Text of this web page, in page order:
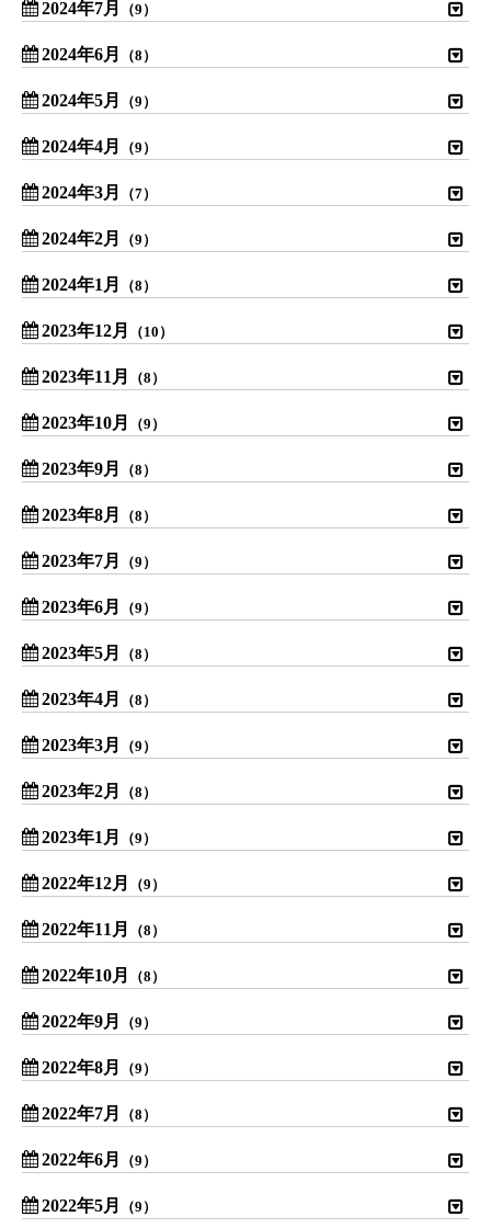
2024年7月 （9）
2024年6月 （8）
2024年5月 （9）
2024年4月 （9）
2024年3月 （7）
2024年2月 （9）
2024年1月 （8）
2023年12月 （10）
2023年11月 （8）
2023年10月 （9）
2023年9月 （8）
2023年8月 （8）
2023年7月 （9）
2023年6月 （9）
2023年5月 （8）
2023年4月 （8）
2023年3月 （9）
2023年2月 （8）
2023年1月 （9）
2022年12月 （9）
2022年11月 （8）
2022年10月 （8）
2022年9月 （9）
2022年8月 （9）
2022年7月 （8）
2022年6月 （9）
2022年5月 （9）